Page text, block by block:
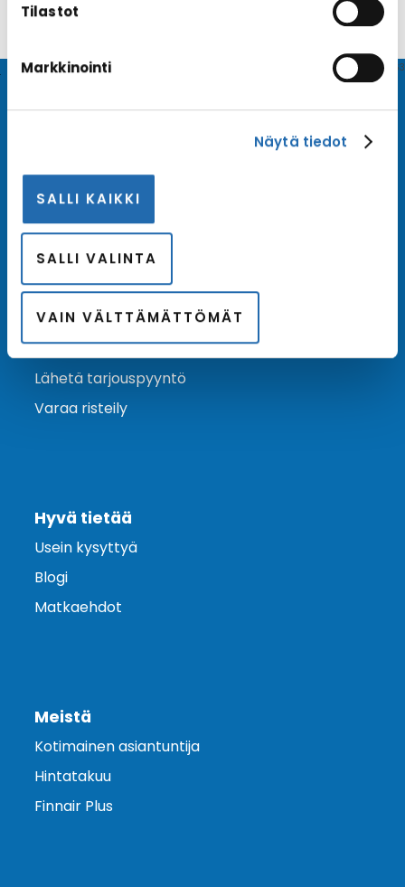
Tilastot
Markkinointi
Näytä tiedot
SALLI KAIKKI
SALLI VALINTA
VAIN VÄLTTÄMÄTTÖMÄT
V4.1663
varustamoiden tarjouksista ja kampanjaeduista.
Ota yhteyttä
Asiakaspalvelu
Lähetä tarjouspyyntö
Varaa risteily
Hyvä tietää
Usein kysyttyä
Blogi
Matkaehdot
Meistä
Kotimainen asiantuntija
Hintatakuu
Finnair Plus